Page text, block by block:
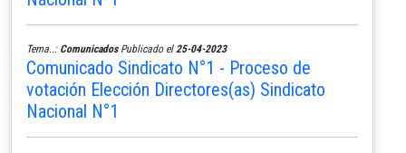
Tema..: ComunicadosPublicado el 25-04-2023
Comunicado Sindicato N°1 - Proceso de
votación Elección Directores(as) Sindicato
Nacional N°1